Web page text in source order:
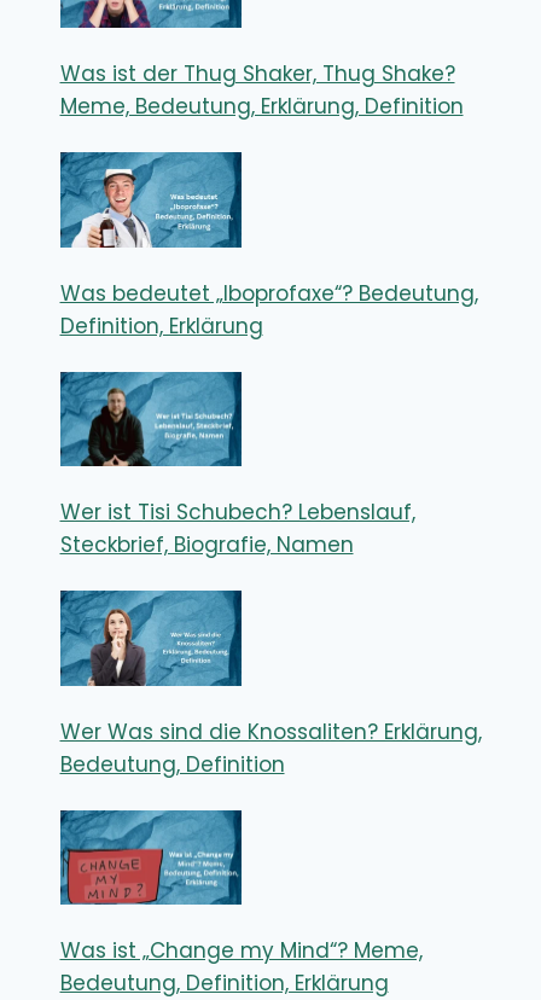
Was ist der Thug Shaker, Thug Shake?
Meme, Bedeutung, Erklärung, Definition
Was bedeutet „Iboprofaxe“? Bedeutung,
Definition, Erklärung
Wer ist Tisi Schubech? Lebenslauf,
Steckbrief, Biografie, Namen
Wer Was sind die Knossaliten? Erklärung,
Bedeutung, Definition
Was ist „Change my Mind“? Meme,
Bedeutung, Definition, Erklärung